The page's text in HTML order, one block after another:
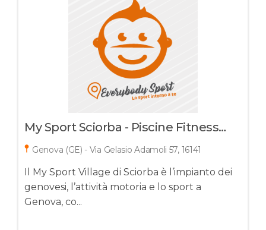
My Sport Sciorba - Piscine Fitness
Stadium Parco Acquatico Campus
Genova (GE) - Via Gelasio Adamoli 57, 16141
Il My Sport Village di Sciorba è l’impianto dei
genovesi, l’attività motoria e lo sport a
Genova, co...